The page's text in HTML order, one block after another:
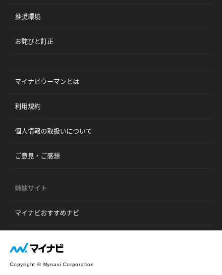
推奨環境
お詫びと訂正
マイナビウーマンとは
利用規約
個人情報の取扱いについて
ご意見・ご感想
姉妹サイト
マイナビおすすめナビ
Copyright © Mynavi Corporation